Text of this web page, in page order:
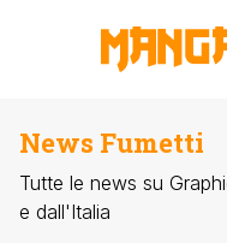
News Fumetti
Tutte le news su
e dall'Italia